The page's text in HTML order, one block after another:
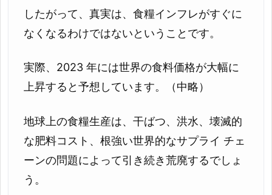
したがって、真実は、食糧インフレがすぐに
なくなるわけではないということです。
実際、2023 年には世界の食料価格が大幅に
上昇すると予想しています。（中略）
地球上の食糧生産は、干ばつ、洪水、壊滅的
な肥料コスト、根強い世界的なサプライ チェ
ーンの問題によって引き続き荒廃するでしょ
う。